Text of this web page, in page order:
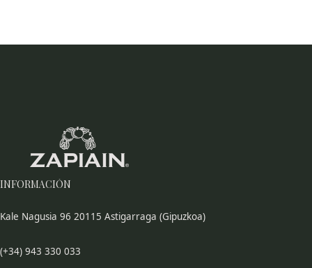
INFORMACIÓN
Kale Nagusia 96 20115 Astigarraga (Gipuzkoa)
(+34) 943 330 033